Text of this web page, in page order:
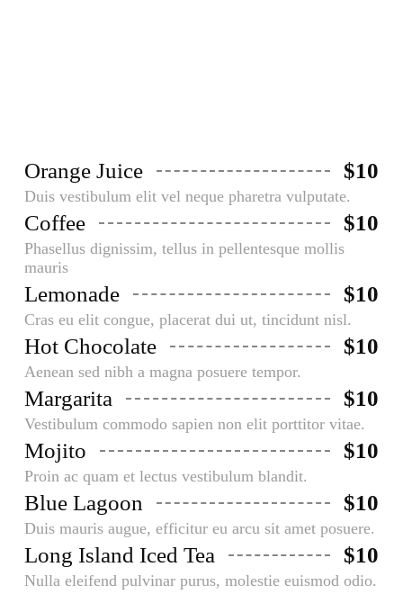
Orange Juice $10
Duis vestibulum elit vel neque pharetra vulputate.
Coffee $10
Phasellus dignissim, tellus in pellentesque mollis
mauris
Lemonade $10
Cras eu elit congue, placerat dui ut, tincidunt nisl.
Hot Chocolate $10
Aenean sed nibh a magna posuere tempor.
Margarita $10
Vestibulum commodo sapien non elit porttitor vitae.
Mojito $10
Proin ac quam et lectus vestibulum blandit.
Blue Lagoon $10
Duis mauris augue, efficitur eu arcu sit amet posuere.
Long Island Iced Tea $10
Nulla eleifend pulvinar purus, molestie euismod odio.